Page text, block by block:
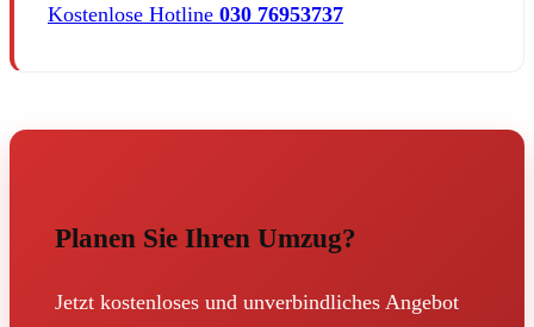
Kostenlose Hotline 030 76953737
Planen Sie Ihren Umzug?
Jetzt kostenloses und unverbindliches Angebot